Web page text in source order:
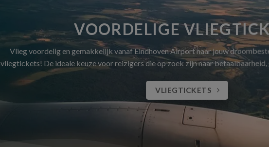
VOORDELIGE
Vlieg voordelig en gemakkelijk vanaf Eindhoven Airport naar jouw
vliegtickets! De ideale keuze voor reizigers die op zoek zijn naar
VLIEGTICKETS